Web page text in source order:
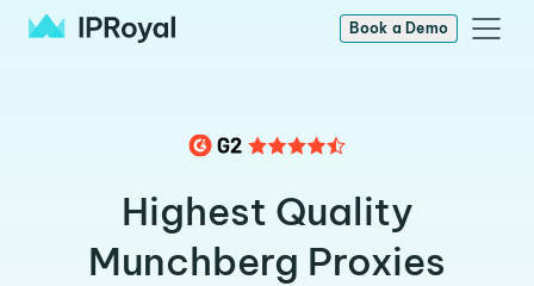
Book a Demo
Highest Quality
Munchberg Proxies